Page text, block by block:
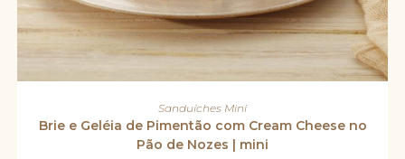
Este
tem
várias
variantes.
As
Sanduíches Mini
Brie e Geléia de Pimentão com Cream Cheese no
Pão de Nozes | mini